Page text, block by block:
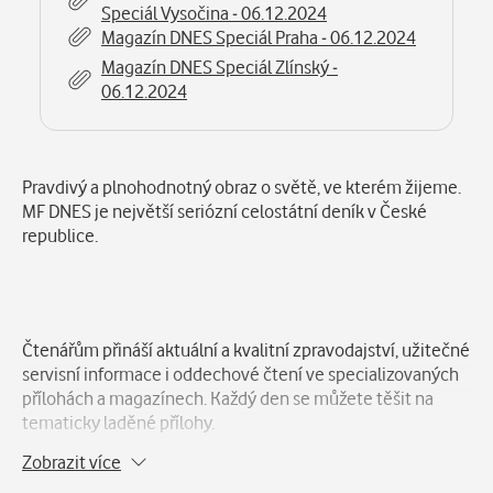
MF DNES Hradecký - 06.12.2024
Číst na webu
Číst
v aplikaci
MF DNES Brno a Jižní Morava - 06.12.2024
na webu
Číst
Číst na webu
v aplikaci
MF DNES Moravskoslezský - 06.12.2024
na webu
MF DNES Karlovarský - 06.12.2024
Číst na webu
Číst
v aplikaci
MF DNES Zlínský - 06.12.2024
Čístna webu
Speciál Vysočina - 06.12.2024
Magazín DNES Speciál Praha - 06.12.2024
Magazín DNES Speciál Zlínský -
06.12.2024
Popis
Pravdivý a plnohodnotný obraz o světě, ve kterém žijeme.
MF DNES je největší seriózní celostátní deník v České
republice.
Čtenářům přináší aktuální a kvalitní zpravodajství, užitečné
servisní informace i oddechové čtení ve specializovaných
přílohách a magazínech. Každý den se můžete těšit na
tematicky laděné přílohy.
Zobrazit více